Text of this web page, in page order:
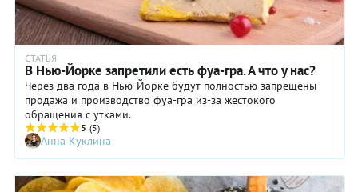
СТАТЬЯ
В Нью-Йорке запретили есть фуа-гра. А что у нас?
Через два года в Нью-Йорке будут полностью запрещены
продажа и производство фуа-гра из-за жестокого
обращения с утками.
5 (5)
Анна Куклина